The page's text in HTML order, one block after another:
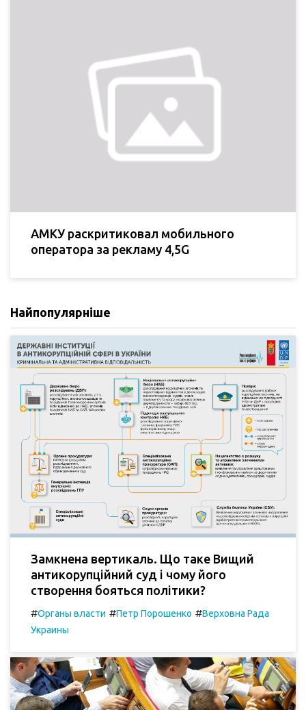
АМКУ раскритиковал мобильного
оператора за рекламу 4,5G
Найпопулярніше
Замкнена вертикаль. Що таке Вищий
антикорупційний суд і чому його
створення бояться політики?
#Органы власти #Петр Порошенко #Верховна Рада
Украины